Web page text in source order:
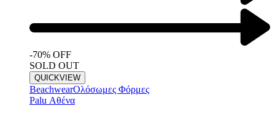
-70% OFF
SOLD OUT
QUICKVIEW
BeachwearΟλόσωμες Φόρμες
Palu Αθένα